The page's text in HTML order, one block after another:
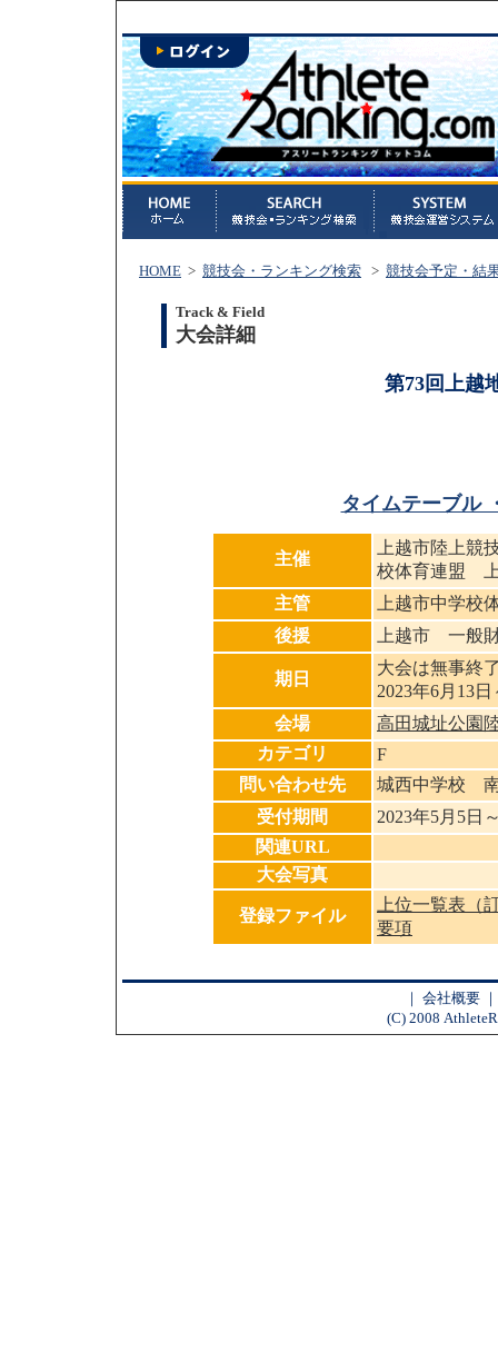
HOME > 競技会・ランキング検索 > 競技会予定・結
Track & Field
大会詳細
第73回上越
タイムテーブル
主催
上越市陸上
校体育連盟
主管
上越市中学校
後援
上越市 一般
期日
大会は無事終
2023年6月13日
会場
高田城址公園
カテゴリ
F
問い合わせ先
城西中学校
受付期間
2023年5月5日
関連URL
大会写真
登録ファイル
上位一覧表（
要項
｜ 会社概要
(C) 2008